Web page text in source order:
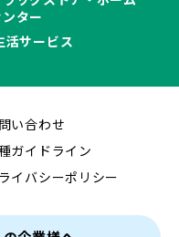
ター
活サービス
い合わせ
ガイドライン
イバシーポリシー